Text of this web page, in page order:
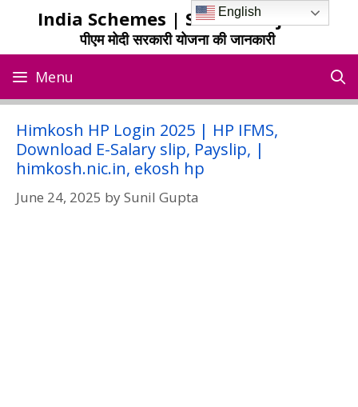
India Schemes | Sarkari Yojana
पीएम मोदी सरकारी योजना की जानकारी
Menu
Himkosh HP Login 2025 | HP IFMS,
Download E-Salary slip, Payslip, |
himkosh.nic.in, ekosh hp
June 24, 2025 bySunil Gupta
English